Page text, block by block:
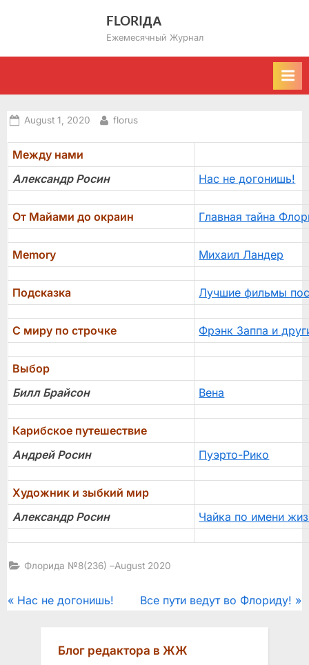
FLORIДА
Ежемесячный Журнал
Posted
August 1, 2020 By
florus
Между нами
Александр Росин
Нас не догонишь!
От Майами до окраин Главная тайна
Memory Михаил Ландер
Подсказка Лучшие фильмы
С миру по строчке Фрэнк Заппа и
Выбор
Билл Брайсон
Вена
Карибское путешествие
Андрей Росин
Пуэрто-Рико
Художник и зыбкий мир
Александр Росин
Чайка по имени
Флорида №8(236) –August 2020
Post
P
Нас не догонишь!
N
t
Все пути ведут во Флориду!
Блог редактора в ЖЖ